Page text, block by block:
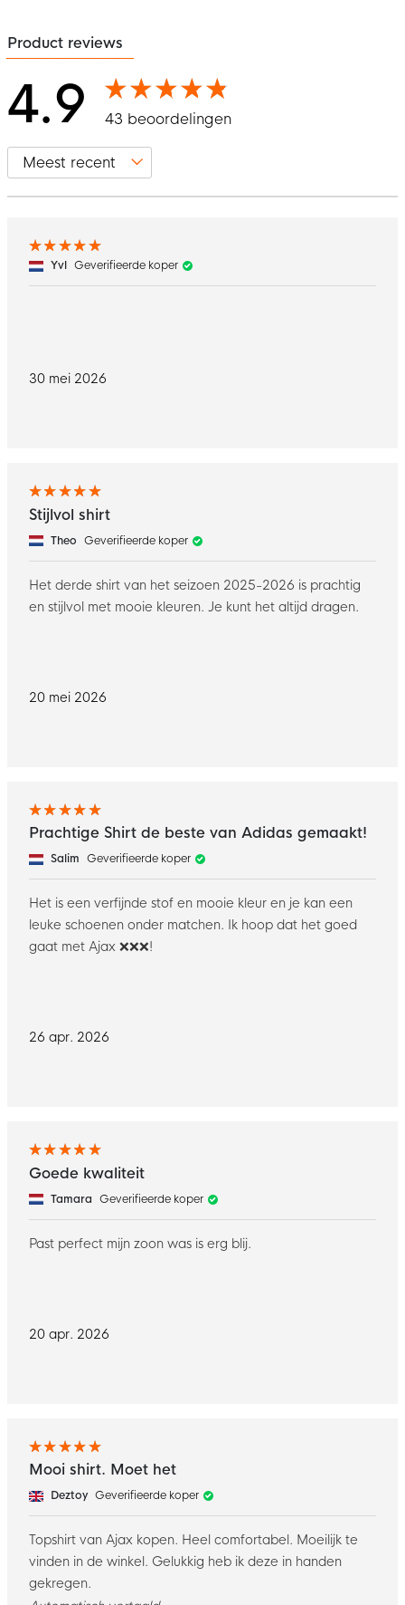
Product reviews
4.9 43 beoordelingen
30 mei 2026
Yvl Geverifieerde koper
20 mei 2026
Stijlvol shirt
Theo Geverifieerde koper
Het derde shirt van het seizoen 2025-2026 is prachtig
en stijlvol met mooie kleuren. Je kunt het altijd dragen.
26 apr. 2026
Prachtige Shirt de beste van Adidas gemaakt!
Salim Geverifieerde koper
Het is een verfijnde stof en mooie kleur en je kan een
leuke schoenen onder matchen. Ik hoop dat het goed
gaat met Ajax ❌❌❌!
20 apr. 2026
Goede kwaliteit
Tamara Geverifieerde koper
Past perfect mijn zoon was is erg blij.
Mooi shirt. Moet het
Deztoy Geverifieerde koper
Topshirt van Ajax kopen. Heel comfortabel. Moeilijk te
vinden in de winkel. Gelukkig heb ik deze in handen
gekregen.